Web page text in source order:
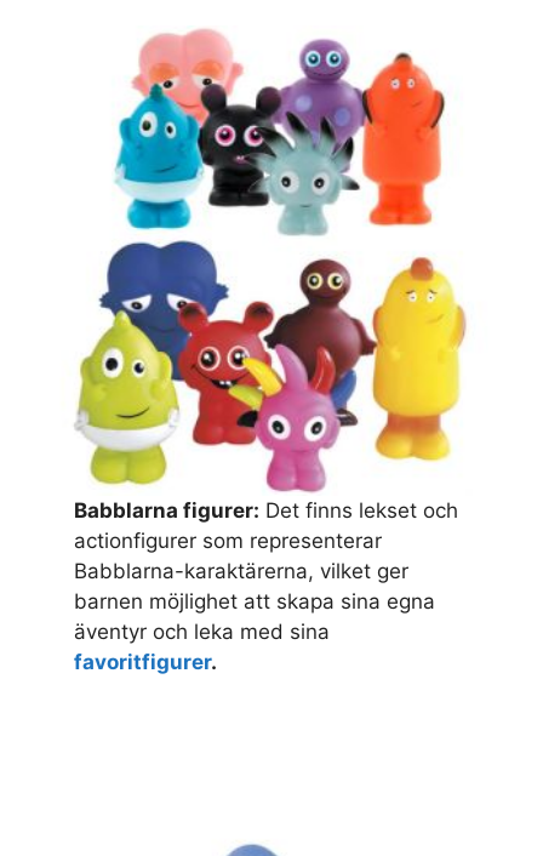
Babblarna figurer: Det finns lekset och
actionfigurer som representerar
Babblarna-karaktärerna, vilket ger
barnen möjlighet att skapa sina egna
äventyr och leka med sina
favoritfigurer.